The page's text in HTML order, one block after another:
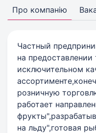
Про компанію
Частный
на
исключительном
розничную
работает
на льду",готовая